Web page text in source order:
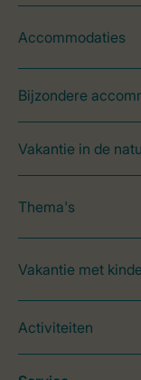
Accommodaties
Bijzondere
Vakantie in de
Thema's
Vakantie met
Activiteiten